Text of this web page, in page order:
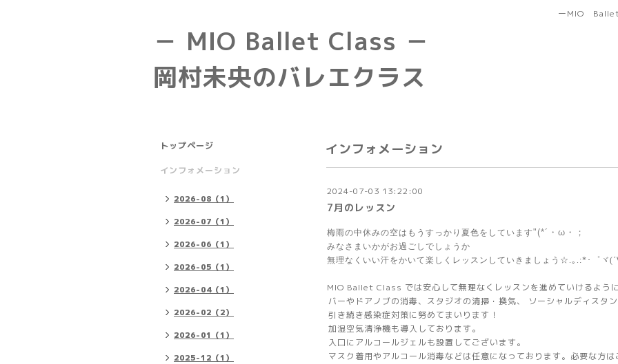
ーMIO
－ MIO Ballet Class －
岡村未央のバレエクラス
インフォメーション
2024-07-03 13:22:00
7月のレッスン
梅雨の中休みの空はもうすっかり夏色をしています"(*´・ω・；ゞ
みなさまいかがお過ごしでしょうか
無理なくいい汗をかいて楽しくレッスンしていきましょう☆.｡.:*･゜ヾ
MIO Ballet Class では安心して無理なくレッスンを進めていけるように
バーやドアノブの消毒、スタジオの清掃・換気、 ソーシャルディスタ
引き続き感染症対策に努めてまいります！
加湿空気清浄機も導入しております。
入口にアルコールジェルも設置してございます。
マスク着用やアルコール消毒などは任意になっております。必要な方は
トップページ
インフォメーション
2026-08（1）
2026-07（1）
2026-06（1）
2026-05（1）
2026-04（1）
2026-02（2）
2026-01（1）
2025-12（1）